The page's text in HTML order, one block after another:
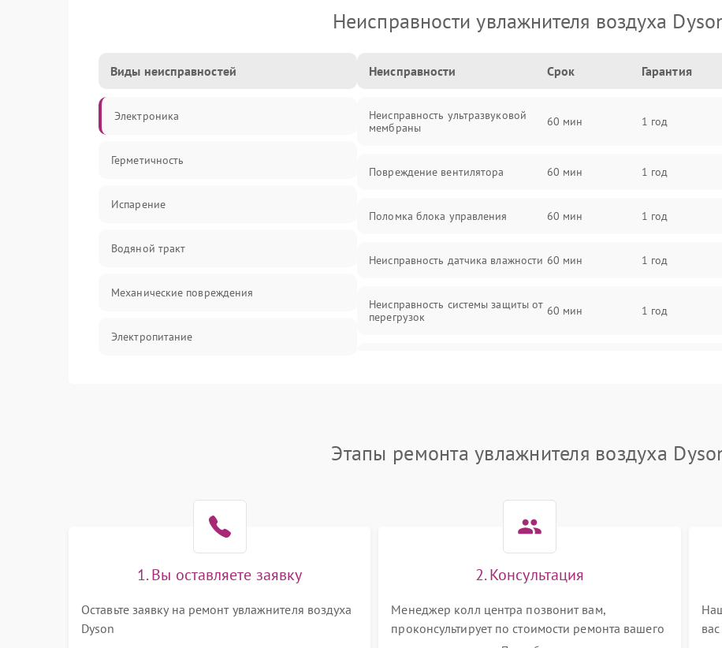
Неисправности увлажнителя воздуха
Виды неисправностей
Электроника
Герметичность
Испарение
Водяной тракт
Механические повреждения
Электропитание
Неисправности Срок Гарантия
Неисправность ультразвуковой
мембраны
60 мин 1 год
Повреждение вентилятора 60 мин 1 год
Поломка блока управления 60 мин 1 год
Неисправность датчика влажности 60 мин 1 год
Неисправность системы защиты от
перегрузок
60 мин 1 год
Повреждение системы защиты от
Неисправность системы защиты от
Повреждение системы защиты от
Этапы ремонта увлажнителя воздуха
1. Вы оставляете заявку
Оставьте заявку на ремонт увлажнителя воздуха
Dyson
2. Консультация
Менеджер колл центра позвонит вам,
проконсультирует по стоимости ремонта вашего